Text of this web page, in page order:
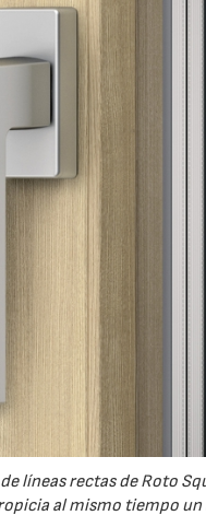
líneas rectas de Roto
al mismo tiempo